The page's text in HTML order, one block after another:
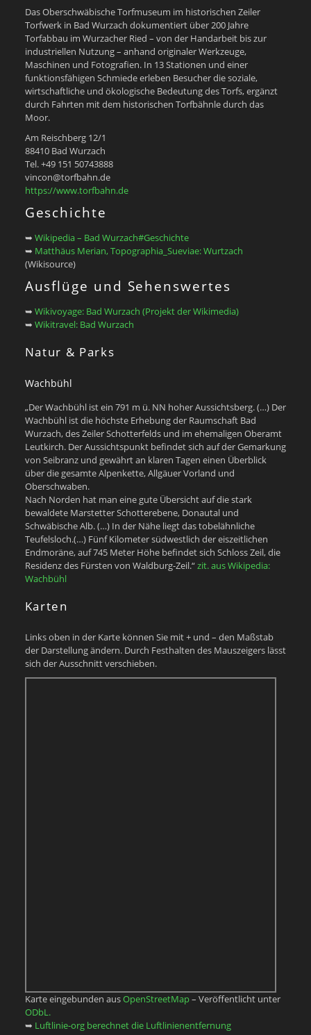
Das Oberschwäbische Torfmuseum im historischen Zeiler
Torfwerk in Bad Wurzach dokumentiert über 200 Jahre
Torfabbau im Wurzacher Ried – von der Handarbeit bis zur
industriellen Nutzung – anhand originaler Werkzeuge,
Maschinen und Fotografien. In 13 Stationen und einer
funktionsfähigen Schmiede erleben Besucher die soziale,
wirtschaftliche und ökologische Bedeutung des Torfs, ergänzt
durch Fahrten mit dem historischen Torfbähnle durch das
Moor.
Am Reischberg 12/1
88410 Bad Wurzach
Tel. +49 151 50743888
vincon@torfbahn.de
https://www.torfbahn.de
Geschichte
➥ Wikipedia – Bad Wurzach#Geschichte
➥ Matthäus Merian, Topographia_Sueviae: Wurtzach
(Wikisource)
Ausflüge und Sehenswertes
➥ Wikivoyage: Bad Wurzach (Projekt der Wikimedia)
➥ Wikitravel: Bad Wurzach
Natur & Parks
Wachbühl
„Der Wachbühl ist ein 791 m ü. NN hoher Aussichtsberg. (…) Der
Wachbühl ist die höchste Erhebung der Raumschaft Bad
Wurzach, des Zeiler Schotterfelds und im ehemaligen Oberamt
Leutkirch. Der Aussichtspunkt befindet sich auf der Gemarkung
von Seibranz und gewährt an klaren Tagen einen Überblick
über die gesamte Alpenkette, Allgäuer Vorland und
Oberschwaben.
Nach Norden hat man eine gute Übersicht auf die stark
bewaldete Marstetter Schotterebene, Donautal und
Schwäbische Alb. (…) In der Nähe liegt das tobelähnliche
Teufelsloch.(…) Fünf Kilometer südwestlich der eiszeitlichen
Endmoräne, auf 745 Meter Höhe befindet sich Schloss Zeil, die
Residenz des Fürsten von Waldburg-Zeil.“zit. aus Wikipedia:
Wachbühl
Karten
Links oben in der Karte können Sie mit + und – den Maßstab
der Darstellung ändern. Durch Festhalten des Mauszeigers lässt
sich der Ausschnitt verschieben.
Karte eingebunden ausOpenStreetMap– Veröffentlicht unter
ODbL.
➥ Luftlinie-org berechnet die Luftlinienentfernung